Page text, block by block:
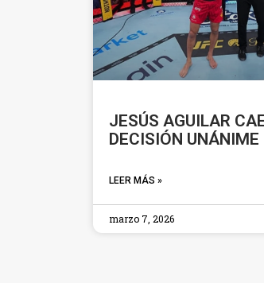
JESÚS AGUILAR
DECISIÓN
LEER MÁS »
marzo 7, 2026